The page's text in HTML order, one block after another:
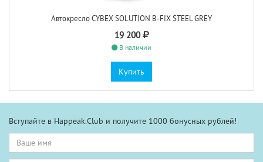
Автокресло CYBEX SOLUTION B-FIX STEEL GREY
19 200
В наличии
Купить
Вступайте в Happeak.Club и получите 1000 бонусных рублей!